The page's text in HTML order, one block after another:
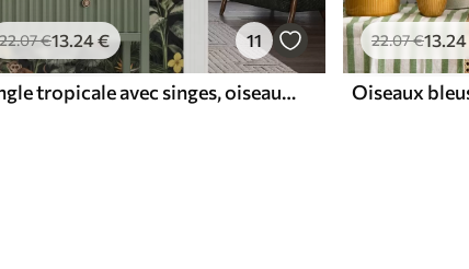
22.07€13.24€ 11
Jungle tropicale avec singes, oiseaux et feuillage dense
22.07€13.24